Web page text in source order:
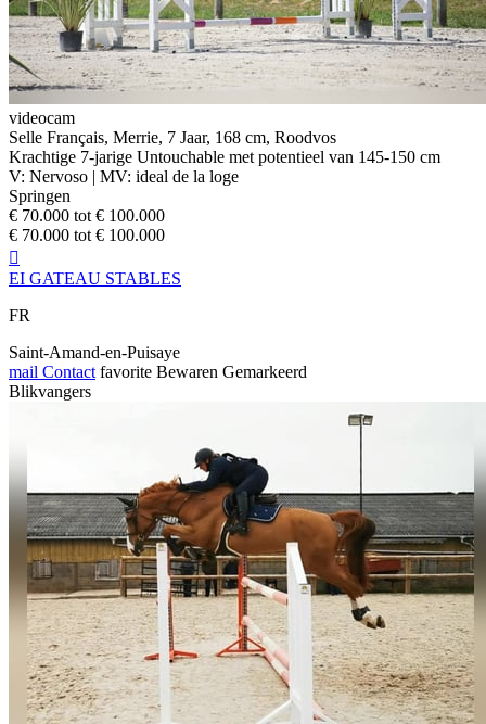
videocam
Selle Français, Merrie, 7 Jaar, 168 cm, Roodvos
Krachtige 7-jarige Untouchable met potentieel van 145-150 cm
V: Nervoso | MV: ideal de la loge
Springen
€ 70.000 tot € 100.000
€ 70.000 tot € 100.000

EI GATEAU STABLES
FR
Saint-Amand-en-Puisaye
mail Contact favorite Bewaren Gemarkeerd
Blikvangers